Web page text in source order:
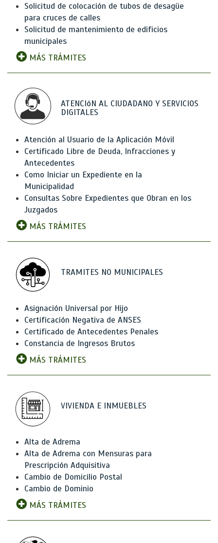
Solicitud de colocación de tubos de desagüe
para cruces de calles
Solicitud de mantenimiento de edificios
municipales
MÁS TRÁMITES
ATENCIóN AL CIUDADANO Y SERVICIOS
DIGITALES
Atención al Usuario de la Aplicación Móvil
Certificado Libre de Deuda, Infracciones y
Antecedentes
Como Iniciar un Expediente en la
Municipalidad
Consultas Sobre Expedientes que Obran en los
Juzgados
MÁS TRÁMITES
TRAMITES NO MUNICIPALES
Asignación Universal por Hijo
Certificación Negativa de ANSES
Certificado de Antecedentes Penales
Constancia de Ingresos Brutos
MÁS TRÁMITES
VIVIENDA E INMUEBLES
Alta de Adrema
Alta de Adrema con Mensuras para
Prescripción Adquisitiva
Cambio de Domicilio Postal
Cambio de Dominio
MÁS TRÁMITES